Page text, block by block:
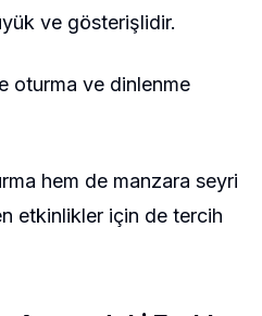
ve gösterişlidir.
oturma ve dinlenme
hem de manzara seyri
etkinlikler için de tercih